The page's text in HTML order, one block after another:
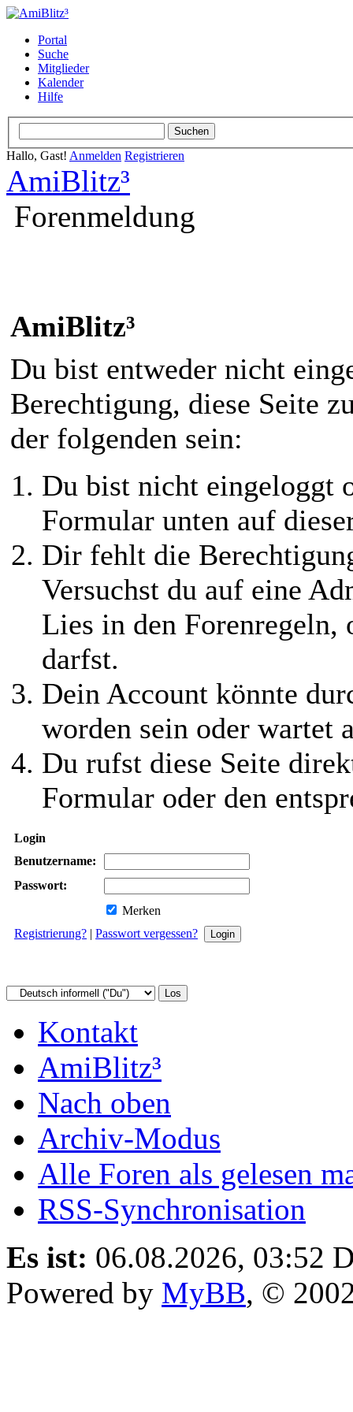
Portal
Suche
Mitglieder
Kalender
Hilfe
Hallo, Gast! Anmelden Registrieren
AmiBlitz³
Forenmeldung
AmiBlitz³
Du bist entweder nicht
Berechtigung, diese Seite
der folgenden sein:
Du bist nicht eingeloggt
Formular unten auf
Dir fehlt die
Versuchst du auf eine
Lies in den Forenregeln,
darfst.
Dein Account könnte
worden sein oder wartet
Du rufst diese Seite
Formular oder den
Login
Benutzername:
Passwort:
Merken
Registrierung? | Passwort vergessen?
Kontakt
AmiBlitz³
Nach oben
Archiv-Modus
Alle Foren als gelesen
RSS-Synchronisation
Es ist: 06.08.2026, 03:52
Powered by MyBB, ©